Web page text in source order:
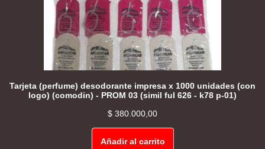
Tarjeta (perfume) desodorante impresa x 1000 unidades (con
logo) (comodin) - PROM 03 (simil ful 626 - k78 p-01)
$ 380.000,00
Añadir al carrito